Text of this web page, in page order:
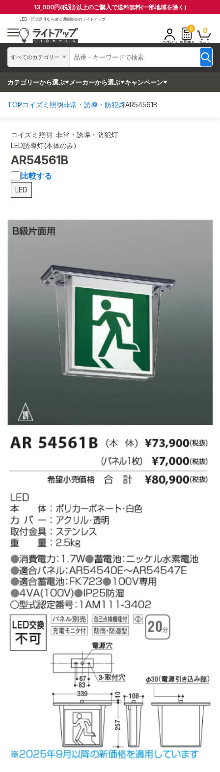
13,000円(税別)以上のご購入で送料無料(一部地域を除く)
LED・照明器具なら激安通販販売のライトアップ
すべてのカテゴリー
ログイン
0
お見積り
0
カート
カテゴリーから選ぶ メーカーから選ぶ キャンペーン
TOPコイズミ照明非常・誘導・防犯灯AR54561B
コイズミ照明 非常・誘導・防犯灯
LED誘導灯(本体のみ)
AR54561B
比較する
LED